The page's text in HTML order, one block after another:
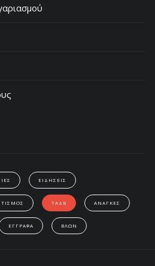
ΕΙΔΗΣΕΙΣ
ΤΑΔΒ ΑΝΑΓΚΕΣ
ΕΓΓΡΑΦΑ ΒΛΩΝ